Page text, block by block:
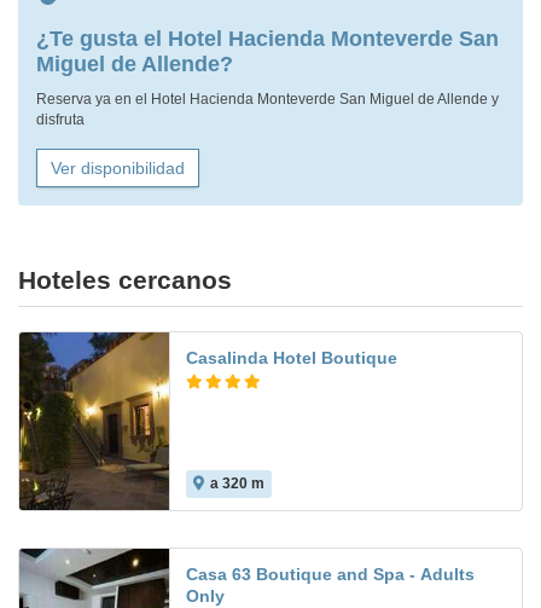
¿Te gusta el Hotel Hacienda Monteverde San
Miguel de Allende?
Reserva ya en el Hotel Hacienda Monteverde San Miguel de Allende y
disfruta
Ver disponibilidad
Hoteles cercanos
Casalinda Hotel Boutique
a 320 m
Casa 63 Boutique and Spa - Adults
Only